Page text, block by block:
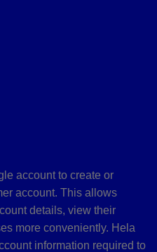
account to create or
account. This allows
details, view their
more conveniently. Hela
information required to